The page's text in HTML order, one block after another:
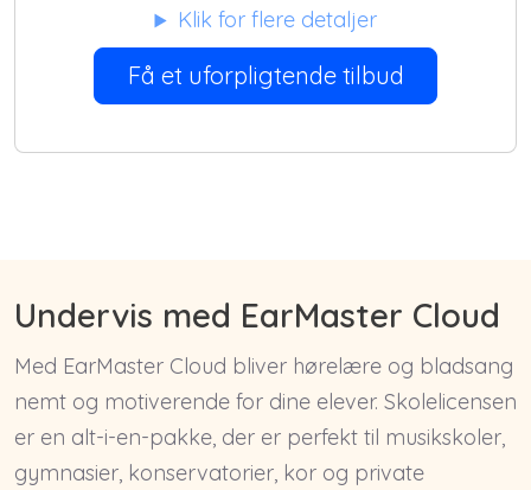
Klik for flere detaljer
Få et uforpligtende tilbud
Undervis med EarMaster Cloud
Med EarMaster Cloud bliver hørelære og bladsang
nemt og motiverende for dine elever. Skolelicensen
er en alt-i-en-pakke, der er perfekt til musikskoler,
gymnasier, konservatorier, kor og private